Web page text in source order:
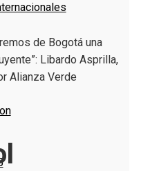
de Bogotá una
Libardo Asprilla,
Alianza Verde